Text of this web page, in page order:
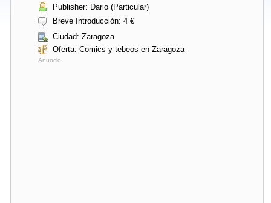
Publisher: Dario (Particular)
Breve Introducción: 4 €
Ciudad: Zaragoza
Oferta: Comics y tebeos en Zaragoza
Anuncio